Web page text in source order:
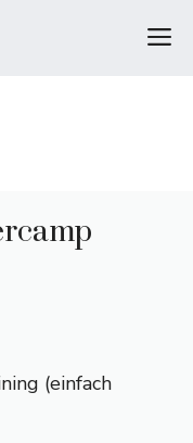
(einfach